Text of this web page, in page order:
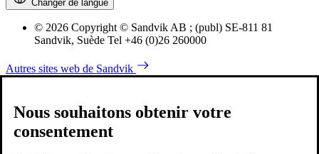
Changer de langue
© 2026 Copyright © Sandvik AB ; (publ) SE-811 81
Sandvik, Suède Tel +46 (0)26 260000
Autres sites web de Sandvik
Nous souhaitons obtenir votre
consentement